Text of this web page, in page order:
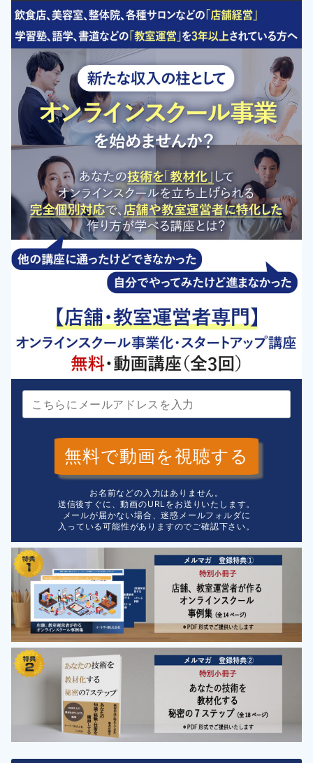
無料で動画を視聴する
お名前などの入力はありません。
送信後すぐに、動画のURLをお送りいたします。
メールが届かない場合、迷惑メールフォルダに
入っている可能性がありますのでご確認下さい。